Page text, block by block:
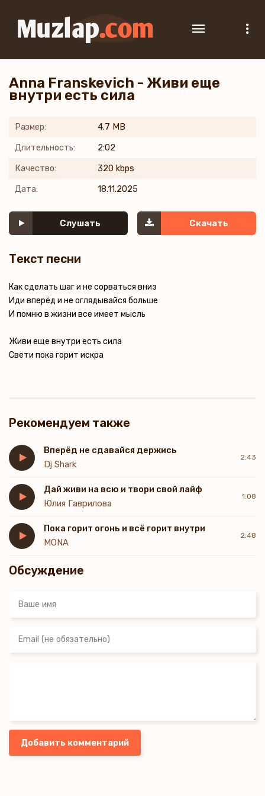
Anna Franskevich - Живи еще
внутри есть сила
Размер: 4.7 MB
Длительность: 2:02
Качество: 320 kbps
Дата: 18.11.2025
Слушать Скачать
Текст песни
Как сделать шаг и не сорваться вниз
Иди вперёд и не оглядывайся больше
И помню в жизни все имеет мысль
Живи еще внутри есть сила
Свети пока горит искра
Рекомендуем также
Вперёд не сдавайся держись
Dj Shark
2:43
Дай живи на всю и твори свой лайф
Юлия Гаврилова
1:08
Пока горит огонь и всё горит внутри
MONA
2:48
Обсуждение
Добавить комментарий